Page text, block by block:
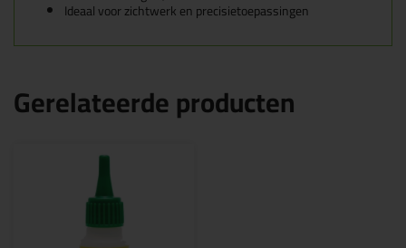
Ideaal voor zichtwerk en precisietoepassingen
Gerelateerde producten